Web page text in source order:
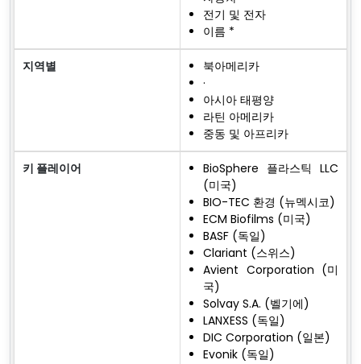
전기 및 전자
이름 *
지역별
북아메리카
·
아시아 태평양
라틴 아메리카
중동 및 아프리카
키 플레이어
BioSphere 플라스틱 LLC
(미국)
BIO-TEC 환경 (뉴멕시코)
ECM Biofilms (미국)
BASF (독일)
Clariant (스위스)
Avient Corporation (미
국)
Solvay S.A. (벨기에)
LANXESS (독일)
DIC Corporation (일본)
Evonik (독일)